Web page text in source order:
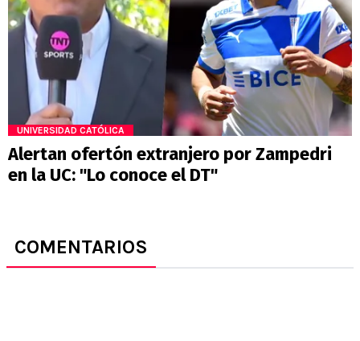
UNIVERSIDAD CATÓLICA
Alertan ofertón extranjero por Zampedri
en la UC: "Lo conoce el DT"
COMENTARIOS